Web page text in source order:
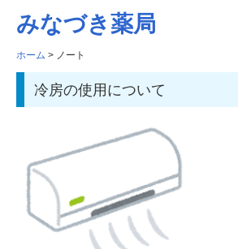
ホーム
薬局の利用について
ノート
お問い合わせ
個人情報保護方針
みなづき薬局
ホーム ノート
冷房の使用について